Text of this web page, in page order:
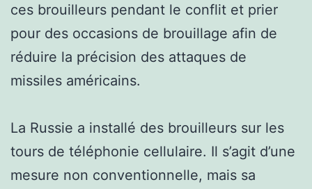
ces brouilleurs pendant le conflit et prier
pour des occasions de brouillage afin de
réduire la précision des attaques de
missiles américains.
La Russie a installé des brouilleurs sur les
tours de téléphonie cellulaire. Il s’agit d’une
mesure non conventionnelle, mais sa